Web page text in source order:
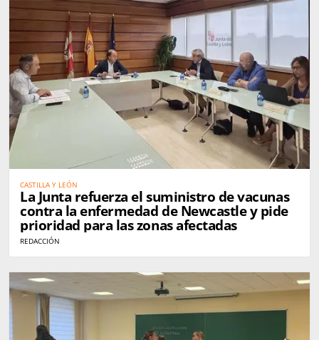
CASTILLA Y LEÓN
La Junta refuerza el suministro de vacunas
contra la enfermedad de Newcastle y pide
prioridad para las zonas afectadas
REDACCIÓN